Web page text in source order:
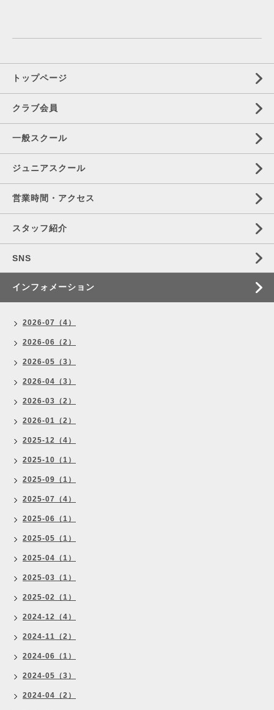
トップページ
クラブ会員
一般スクール
ジュニアスクール
営業時間・アクセス
スタッフ紹介
SNS
インフォメーション
2026-07（4）
2026-06（2）
2026-05（3）
2026-04（3）
2026-03（2）
2026-01（2）
2025-12（4）
2025-10（1）
2025-09（1）
2025-07（4）
2025-06（1）
2025-05（1）
2025-04（1）
2025-03（1）
2025-02（1）
2024-12（4）
2024-11（2）
2024-06（1）
2024-05（3）
2024-04（2）